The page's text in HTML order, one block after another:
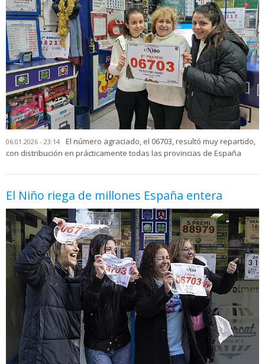
06.01.2026 - 23:14
El número agraciado, el 06703, resultó muy repartido,
con distribución en prácticamente todas las provincias de España
El Niño riega de millones España entera